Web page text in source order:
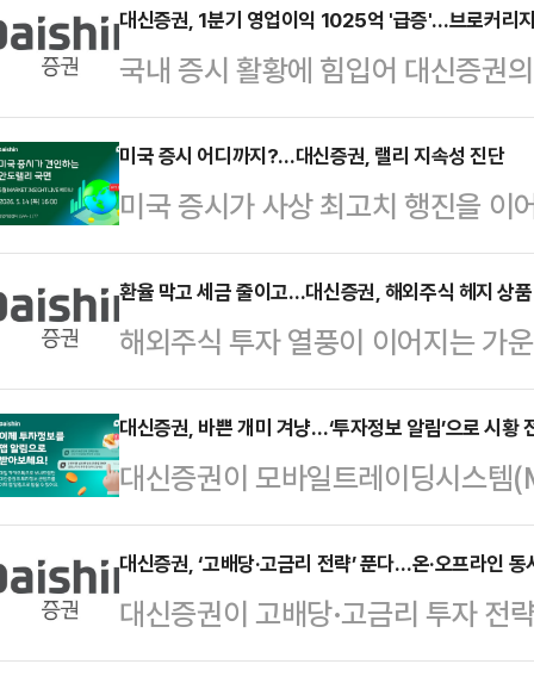
대신증권, 1분기 영업이익 1025억 '급증'…브로커
국내 증시 활황에 힘입어 대신증권
커리지(위탁매매)와 기업금융(IB)
이 지난해 같은 기간보다 160% 넘
의 올해 1분기 연결 기준 영업이익
164.2% 증가했다.세전이익은
각각 55.7%, 89.3% 늘었다.브로
장한 영향이다.국내 주식 수탁수
미국 증시 어디까지?…대신증권, 랠리 지속성 진단
미국 증시가 사상 최고치 행진을 이
데, 대신증권이 랠리의 지속 가능성
다.9일 대신증권에 따르면, 회사는
'대신TV'를 통해 '미국 증시가 견인
트 라이브 세미나를 진행한다.이번
증시가 사상 최고치를 경신하면서
수들을 점검하기 위해 마련됐다.시
위험…
환율 막고 세금 줄이고…대신증권, 해외주식 헤지 상
해외주식 투자 열풍이 이어지는 가
면서 세제 혜택까지 제공하는 상품
크 관리형 투자' 수요를 겨냥한 전
회사는 개인 전문투자자를 대상으
시했다.해외주식 투자 과정에서 발
택도 고려할 수 있도록 설계된 것이
외주식을 기반으로 환위험을 일부
서 일정 비율까지 선물환…
대신증권, 바쁜 개미 겨냥…‘투자정보 알림’으로 시황
대신증권이 모바일트레이딩시스
슈를 실시간으로 전달하는 ‘투자정
도 검색 없이도 주요 시황을 빠르게
을 높인 것이 핵심이다.29일 대신
에서도 시장 핵심 이슈를 빠르게 파
대신증권, ‘고배당·고금리 전략’ 푼다…온·오프라인 동
대신증권이 고배당·고금리 투자 전
변동성 장세가 이어지는 가운데 안